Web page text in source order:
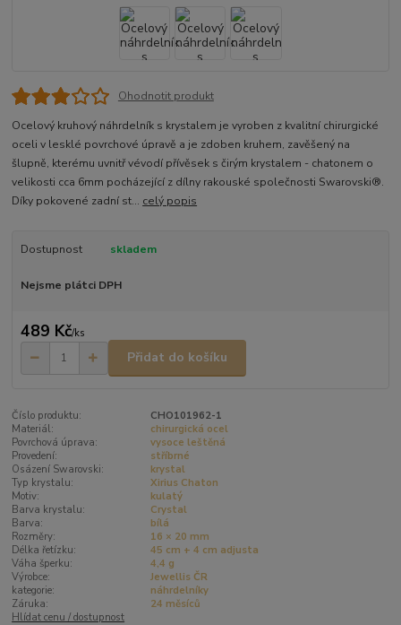
Ohodnotit produkt
Ocelový kruhový náhrdelník s krystalem je vyroben z kvalitní chirurgické
oceli v lesklé povrchové úpravě a je zdoben kruhem, zavěšený na
šlupně, kterému uvnitř vévodí přívěsek s čirým krystalem - chatonem o
velikosti cca 6mm pocházející z dílny rakouské společnosti Swarovski®.
Díky pokovené zadní st... celý popis
Dostupnost skladem
Nejsme plátci DPH
489 Kč/ks
Přidat do košíku
Číslo produktu:
CHO101962-1
Materiál:
chirurgická ocel
Povrchová úprava:
vysoce leštěná
Provedení:
stříbrné
Osázení Swarovski:
krystal
Typ krystalu:
Xirius Chaton
Motiv:
kulatý
Barva krystalu:
Crystal
Barva:
bílá
Rozměry:
16 × 20 mm
Délka řetízku:
45 cm + 4 cm adjusta
Váha šperku:
4,4 g
Výrobce:
Jewellis ČR
kategorie:
náhrdelníky
Záruka:
24 měsíců
Hlídat cenu / dostupnost